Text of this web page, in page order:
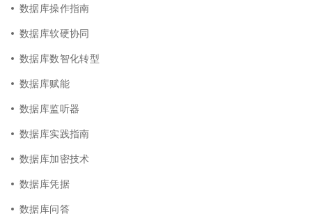
数据库操作指南
数据库软硬协同
数据库数智化转型
数据库赋能
数据库监听器
数据库实践指南
数据库加密技术
数据库凭据
数据库问答